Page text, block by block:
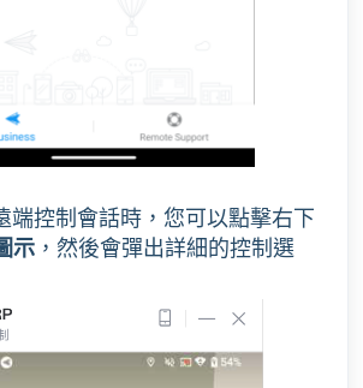
端控制會話時，您可以點擊右下
示 ，然後會彈出詳細的控制選